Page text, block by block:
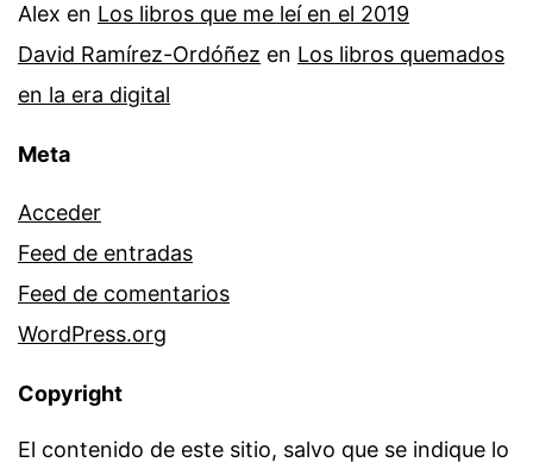
Alex en Los libros que me leí en el 2019
David Ramírez-Ordóñez en Los libros quemados
en la era digital
Meta
Acceder
Feed de entradas
Feed de comentarios
WordPress.org
Copyright
El contenido de este sitio, salvo que se indique lo